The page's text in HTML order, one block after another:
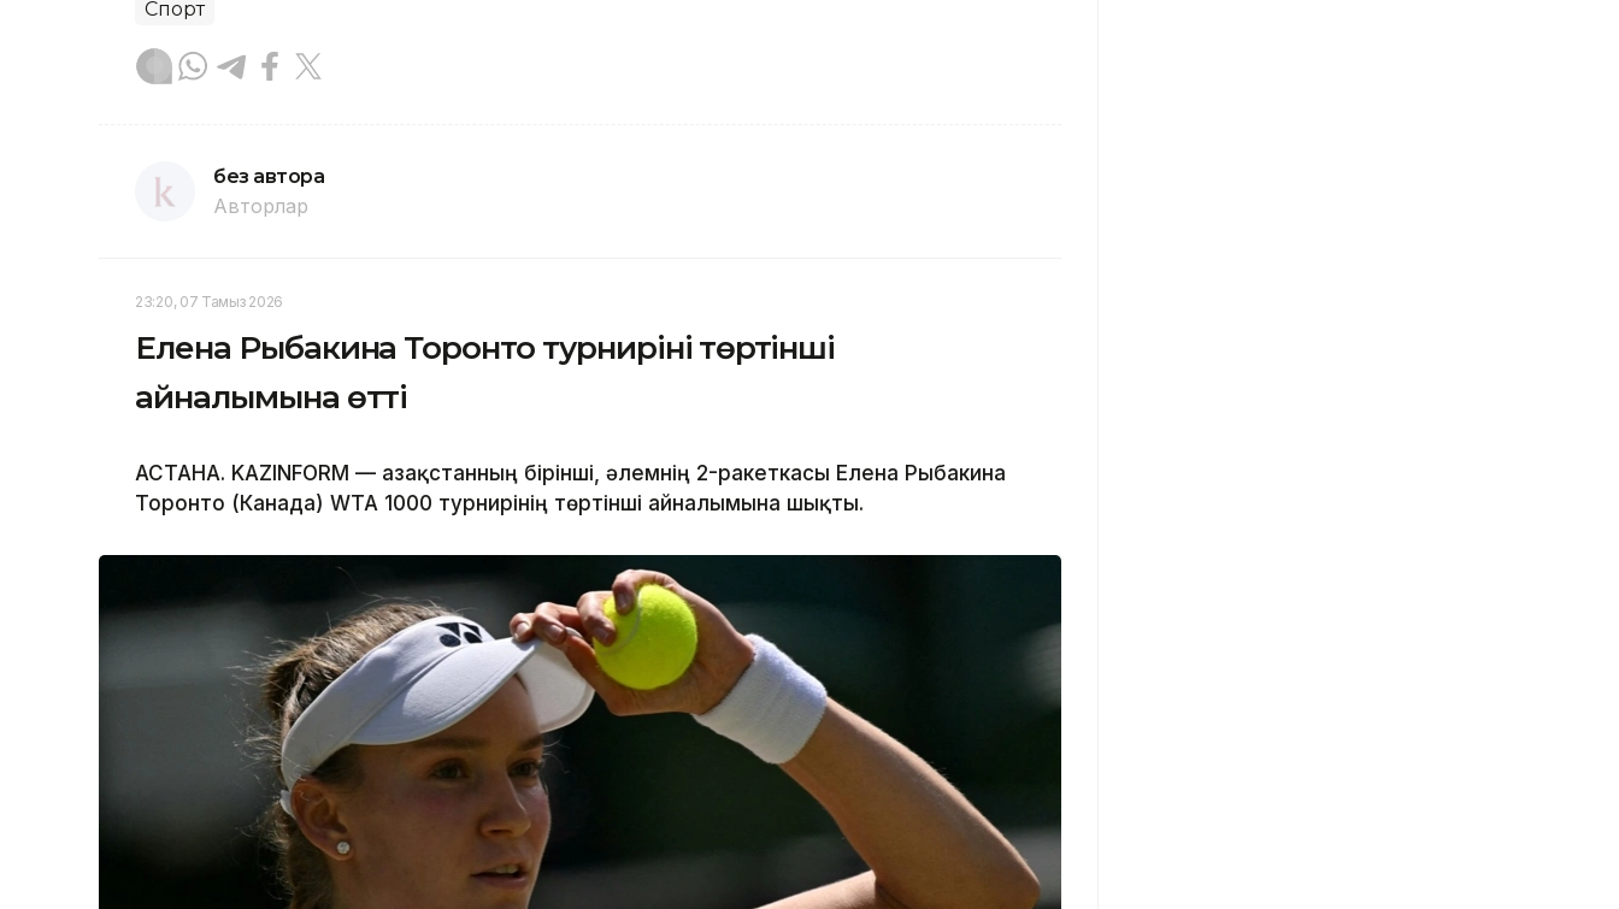
Спорт
без автора
Авторлар
23:20, 07 Тамыз 2026
Елена Рыбакина Торонто турнирінің төртінші
айналымына өтті
АСТАНА. KAZINFORM — Қазақстанның бірінші, әлемнің 2-ракеткасы Елена Рыбакина
Торонто (Канада) WTA 1000 турнирінің төртінші айналымына шықты.